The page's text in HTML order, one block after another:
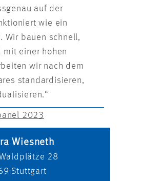
auf der
wie ein
Wir bauen schnell,
einer hohen
wir nach dem
standardisieren,
2023
Wiesneth
28
Stuttgart